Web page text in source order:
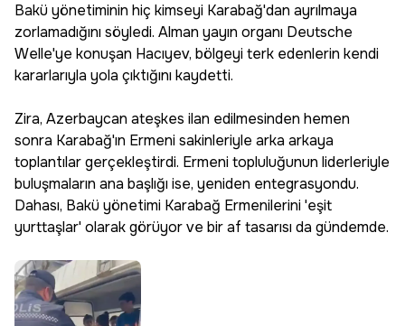
Bakü yönetiminin hiç kimseyi Karabağ'dan ayrılmaya
zorlamadığını söyledi. Alman yayın organı Deutsche
Welle'ye konuşan Hacıyev, bölgeyi terk edenlerin kendi
kararlarıyla yola çıktığını kaydetti.
Zira, Azerbaycan ateşkes ilan edilmesinden hemen
sonra Karabağ'ın Ermeni sakinleriyle arka arkaya
toplantılar gerçekleştirdi. Ermeni topluluğunun liderleriyle
buluşmaların ana başlığı ise, yeniden entegrasyondu.
Dahası, Bakü yönetimi Karabağ Ermenilerini 'eşit
yurttaşlar' olarak görüyor ve bir af tasarısı da gündemde.